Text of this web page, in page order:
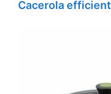
Cacerola